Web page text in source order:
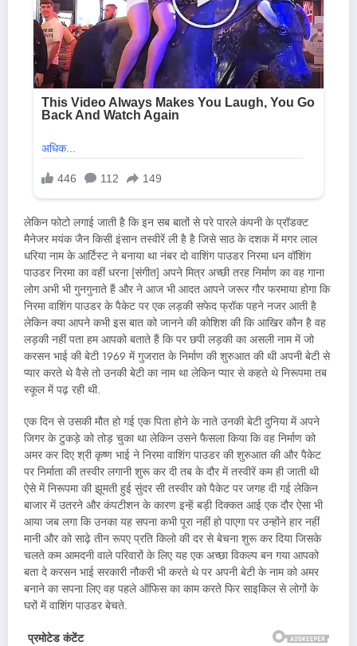
लेकिन फोटो लगाई जाती है कि इन सब बातों से परे पारले कंपनी के प्रॉडक्ट
मैनेजर मयंक जैन किसी इंसान तस्वीरें ली है है जिसे साठ के दशक में मगर लाल
धरिया नाम के आर्टिस्ट ने बनाया था नंबर दो वाशिंग पाउडर निरमा धन वॉशिंग
पाउडर निरमा का वहीं धरना [संगीत] अपने मित्र अच्छी तरह निर्माण का वह गाना
लोग अभी भी गुनगुनाते हैं और ने आज भी आदत आपने जरूर गौर फरमाया होगा कि
निरमा वाशिंग पाउडर के पैकेट पर एक लड़की सफेद फ्रॉक पहने नजर आती है
लेकिन क्या आपने कभी इस बात को जानने की कोशिश की कि आखिर कौन है वह
लड़की नहीं पता हम आपको बताते हैं कि पर छपी लड़की का असली नाम में जो
करसन भाई की बेटी 1969 में गुजरात के निर्माण की शुरुआत की थी अपनी बेटी से
प्यार करते थे वैसे तो उनकी बेटी का नाम था लेकिन प्यार से कहते थे निरूपमा तब
स्कूल में पढ़ रही थी.
एक दिन से उसकी मौत हो गई एक पिता होने के नाते उनकी बेटी दुनिया में अपने
जिगर के टुकड़े को तोड़ चुका था लेकिन उसने फैसला किया कि वह निर्माण को
अमर कर दिए श्री कृष्ण भाई ने निरमा वाशिंग पाउडर की शुरुआत की और पैकेट
पर निर्माता की तस्वीर लगानी शुरू कर दी तब के दौर में तस्वीरें कम ही जाती थी
ऐसे में निरूपमा की झूमती हुई सुंदर सी तस्वीर को पैकेट पर जगह दी गई लेकिन
बाजार में उतरने और कंपटीशन के कारण इन्हें बड़ी दिक्कत आई एक दौर ऐसा भी
आया जब लगा कि उनका यह सपना कभी पूरा नहीं हो पाएगा पर उन्होंने हार नहीं
मानी और को साढ़े तीन रूपए प्रति किलो की दर से बेचना शुरू कर दिया जिसके
चलते कम आमदनी वाले परिवारों के लिए यह एक अच्छा विकल्प बन गया आपको
बता दे करसन भाई सरकारी नौकरी भी करते थे पर अपनी बेटी के नाम को अमर
बनाने का सपना लिए वह पहले ऑफिस का काम करते फिर साइकिल से लोगों के
घरों में वाशिंग पाउडर बेचते.